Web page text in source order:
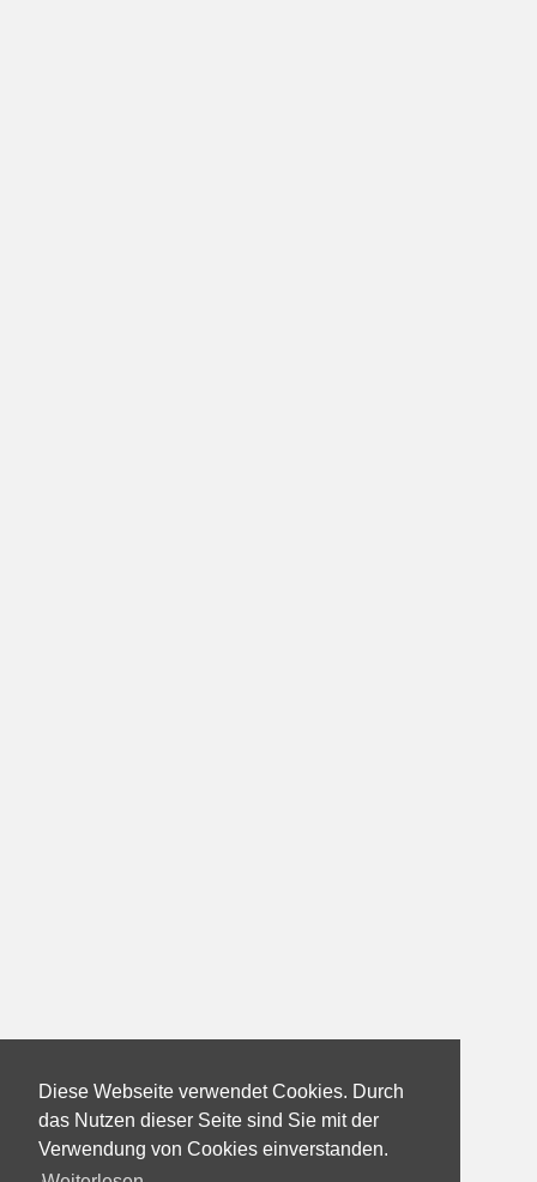
Diese Webseite verwendet Cookies. Durch
das Nutzen dieser Seite sind Sie mit der
Verwendung von Cookies einverstanden.